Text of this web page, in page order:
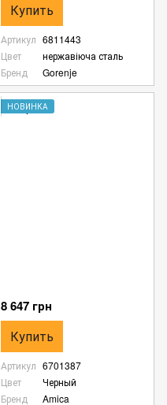
Купить
Артикул 6811443
Цвет
нержавіюча сталь
Бренд
Gorenje
НОВИНКА
8 647 грн
Купить
Артикул 6701387
Цвет
Черный
Бренд
Amica